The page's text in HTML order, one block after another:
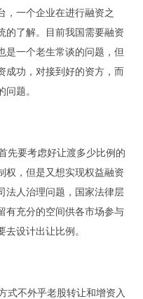
，一个企业在进行融资之
的了解。目前我国需要融资
是一个老生常谈的问题，但
成功，对接到好的资方，而
题。
要考虑好让渡多少比例的
权，但是又想实现权益融资
法人治理问题，国家法律层
有充分的空间供各市场参与
设计出让比例。
不外乎老股转让和增资入